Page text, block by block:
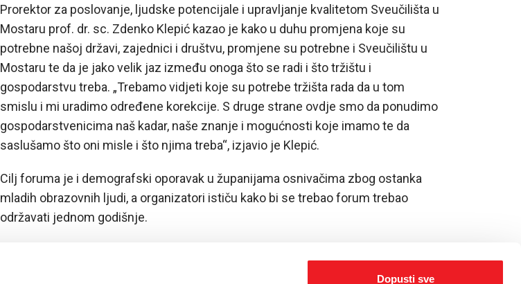
Dopusti sve
Prorektor za poslovanje, ljudske potencijale i upravljanje kvalitetom Sveučilišta u
Mostaru prof. dr. sc. Zdenko Klepić kazao je kako u duhu promjena koje su
potrebne našoj državi, zajednici i društvu, promjene su potrebne i Sveučilištu u
Mostaru te da je jako velik jaz između onoga što se radi i što tržištu i
gospodarstvu treba. „Trebamo vidjeti koje su potrebe tržišta rada da u tom
smislu i mi uradimo određene korekcije. S druge strane ovdje smo da ponudimo
gospodarstvenicima naš kadar, naše znanje i mogućnosti koje imamo te da
saslušamo što oni misle i što njima treba“, izjavio je Klepić.
Cilj foruma je i demografski oporavak u županijama osnivačima zbog ostanka
mladih obrazovnih ljudi, a organizatori ističu kako bi se trebao forum trebao
održavati jednom godišnje.